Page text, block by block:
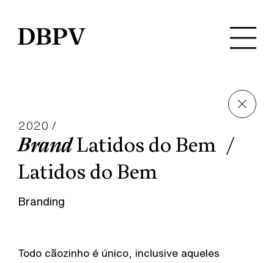
2020 /
BrandLatidos do Bem
Latidos do Bem
Branding
Todo cãozinho é único, inclusive aqueles